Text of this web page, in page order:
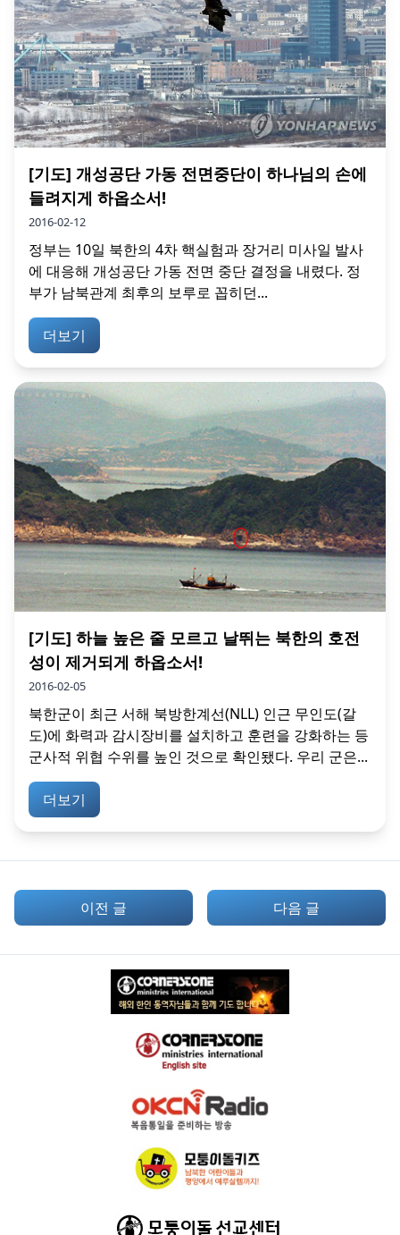
[기도] 개성공단 가동 전면중단이 하나님의 손에
들려지게 하옵소서!
2016-02-12
정부는 10일 북한의 4차 핵실험과 장거리 미사일 발사
에 대응해 개성공단 가동 전면 중단 결정을 내렸다. 정
부가 남북관계 최후의 보루로 꼽히던...
더보기
[기도] 하늘 높은 줄 모르고 날뛰는 북한의 호전
성이 제거되게 하옵소서!
2016-02-05
북한군이 최근 서해 북방한계선(NLL) 인근 무인도(갈
도)에 화력과 감시장비를 설치하고 훈련을 강화하는 등
군사적 위협 수위를 높인 것으로 확인됐다. 우리 군은...
더보기
이전 글 다음 글